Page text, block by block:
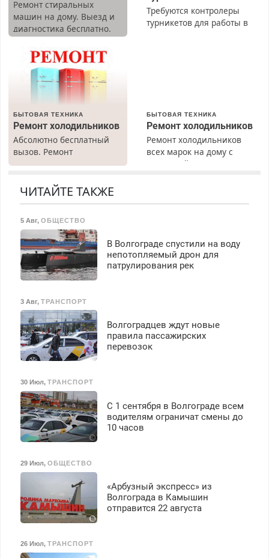
Ремонт стиральных
машин на дому. Выезд и
диагностика бесплатно.
Предусмотрены скидки.
Требуются контролеры
турникетов для работы в
Ежемесячно
выплачивается денежная
премия. Возможно
бесплатное обучение,
безопасности с з/п до
БЫТОВАЯ ТЕХНИКА
Ремонт холодильников
Абсолютно бесплатный
вызов. Ремонт
холодильников всех
гарантией. Все р-ны.
40%. Мастер со стажем.
БЫТОВАЯ ТЕХНИКА
Ремонт холодильников
Ремонт холодильников
всех марок на дому с
гарантией. Замена
ЧИТАЙТЕ ТАКЖЕ
5 Авг, ОБЩЕСТВО
В Волгограде спустили на воду
непотопляемый дрон для
патрулирования рек
3 Авг, ТРАНСПОРТ
Волгоградцев ждут новые
правила пассажирских
перевозок
30 Июл, ТРАНСПОРТ
С 1 сентября в Волгограде всем
водителям ограничат смены до
10 часов
29 Июл, ОБЩЕСТВО
«Арбузный экспресс» из
Волгограда в Камышин
отправится 22 августа
26 Июл, ТРАНСПОРТ